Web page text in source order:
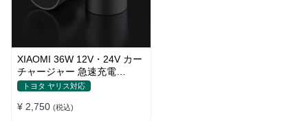
XIAOMI 36W 12V・24V カー
チャージャー 急速充電
QC3.0 LEDライト コンパク
トヨタ ヤリス対応
¥ 2,750 (税込)